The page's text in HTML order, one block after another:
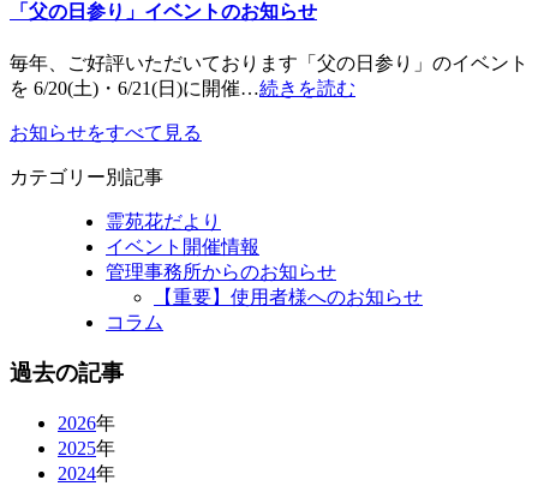
「父の日参り」イベントのお知らせ
毎年、ご好評いただいております「父の日参り」のイベント
を 6/20(土)・6/21(日)に開催…続きを読む
お知らせをすべて見る
カテゴリー別記事
霊苑花だより
イベント開催情報
管理事務所からのお知らせ
【重要】使用者様へのお知らせ
コラム
過去の記事
2026年
2025年
2024年